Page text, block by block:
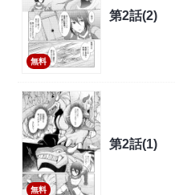
無料
第2話(2)
無料
第2話(1)